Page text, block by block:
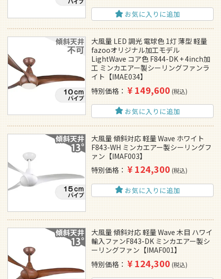
お気に入りに追加
大風量 LED 調光 電球色 1灯 薄型 軽量
fazooオリジナル加工モデル
LightWave コア色 F844-DK + 4inch加
工 ミンカエアー製シーリングファンラ
イト【IMAE034】
特別価格
¥149,600 税込
お気に入りに追加
大風量 傾斜対応 軽量 Wave ホワイト
F843-WH ミンカエアー製シーリングフ
ァン【IMAF003】
特別価格
¥124,300 税込
お気に入りに追加
大風量 傾斜対応 軽量 Wave 木目 ハワイ
輸入ファンF843-DK ミンカエアー製シ
ーリングファン【IMAF001】
特別価格
¥124,300 税込